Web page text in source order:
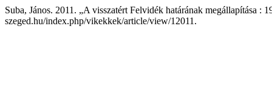
Suba, János. 2011. „A visszatért Felvidék határának megállapítása :
szeged.hu/index.php/vikekkek/article/view/12011.